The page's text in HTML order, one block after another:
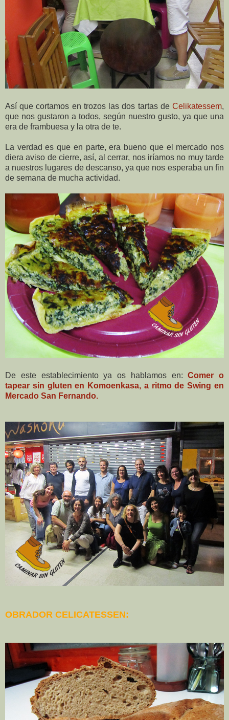
Así que cortamos en trozos las dos tartas de Celikatessem,
que nos gustaron a todos, según nuestro gusto, ya que una
era de frambuesa y la otra de te.
La verdad es que en parte, era bueno que el mercado nos
diera aviso de cierre, así, al cerrar, nos iríamos no muy tarde
a nuestros lugares de descanso, ya que nos esperaba un fin
de semana de mucha actividad.
De este establecimiento ya os hablamos en:Comer o
tapear sin gluten en Komoenkasa, a ritmo de Swing en
Mercado San Fernando.
OBRADOR CELICATESSEN: